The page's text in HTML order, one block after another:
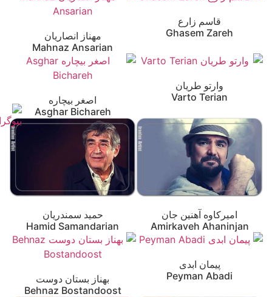
قاسم زارع
Ghasem Zareh
مهناز انصاریان
Mahnaz Ansarian
وارتو طریان
Varto Terian
اصغر بیچاره
Asghar Bichareh
امیرکاوه آهنین جان
Amirkaveh Ahaninjan
حمید سمندریان
Hamid Samandarian
پیمان ابدی
Peyman Abadi
بهناز بستان دوست
Behnaz Bostandoost